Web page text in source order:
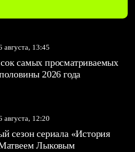
августа, 13:45
самых просматриваемых
2026 года
августа, 12:20
сезон сериала «История
Лыковым